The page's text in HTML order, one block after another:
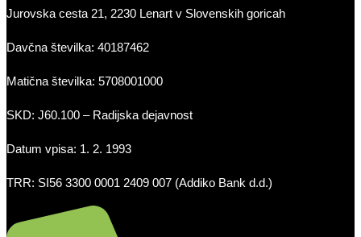
Jurovska cesta 21, 2230 Lenart v Slovenskih goricah
Davčna številka: 40187462
Matična številka: 5708001000
SKD: J60.100 – Radijska dejavnost
Datum vpisa: 1. 2. 1993
TRR: SI56 3300 0001 2409 007 (Addiko Bank d.d.)